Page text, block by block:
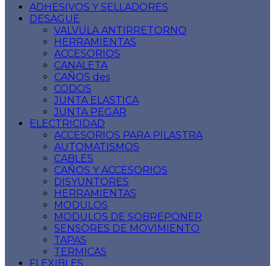
ADHESIVOS Y SELLADORES
DESAGUE
VALVULA ANTIRRETORNO
HERRAMIENTAS
ACCESORIOS
CANALETA
CAÑOS des
CODOS
JUNTA ELASTICA
JUNTA PEGAR
ELECTRICIDAD
ACCESORIOS PARA PILASTRA
AUTOMATISMOS
CABLES
CAÑOS Y ACCESORIOS
DISYUNTORES
HERRAMIENTAS
MODULOS
MODULOS DE SOBREPONER
SENSORES DE MOVIMIENTO
TAPAS
TERMICAS
FLEXIBLES